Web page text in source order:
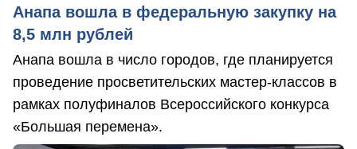
Анапа вошла в федеральную закупку на
8,5 млн рублей
Анапа вошла в число городов, где планируется
проведение просветительских мастер-классов в
рамках полуфиналов Всероссийского конкурса
«Большая перемена».